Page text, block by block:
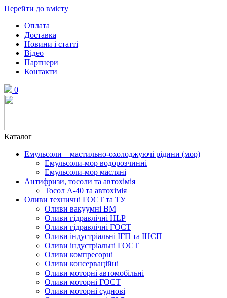
Перейти до вмісту
Оплата
Доставка
Новини і статті
Відео
Партнери
Контакти
0
Каталог
Емульсоли – мастильно-охолоджуючі рідини (мор)
Емульсоли-мор водорозчинні
Емульсоли-мор масляні
Антифризи, тосоли та автохімія
Тосол А-40 та автохімія
Оливи техничні ГОСТ та ТУ
Оливи вакуумні ВМ
Оливи гідравлічні HLP
Оливи гідравлічні ГОСТ
Оливи індустріальні ІГП та ІНСП
Оливи індустріальні ГОСТ
Оливи компресорні
Оливи консерваційні
Оливи моторні автомобільні
Оливи моторні ГОСТ
Оливи моторні суднові